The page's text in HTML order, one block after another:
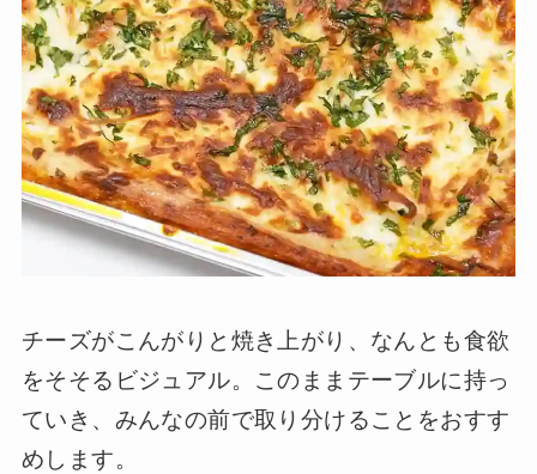
チーズがこんがりと焼き上がり、なんとも食欲
をそそるビジュアル。このままテーブルに持っ
ていき、みんなの前で取り分けることをおすす
めします。